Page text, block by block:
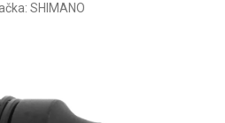
SHIMANO